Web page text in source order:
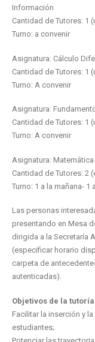
Información
Cantidad de Tutores: 1
Turno: a convenir
Asignatura: Cálculo
Cantidad de Tutores: 1
Turno: A convenir
Asignatura:
Cantidad de Tutores: 1
Turno: A convenir
Asignatura: Matemática
Cantidad de Tutores: 2
Turno: 1 a la mañana- 1
Las personas
presentando en Mesa
dirigida a la Secretaría
(especificar horario
carpeta de
autenticadas).
Objetivos de la
Facilitar la inserción y
estudiantes;